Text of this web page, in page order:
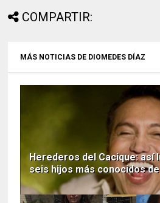
COMPARTIR:
MÁS NOTICIAS DE DIOMEDES DÍAZ
Herederos del Cacique: así
seis hijos más conocidos